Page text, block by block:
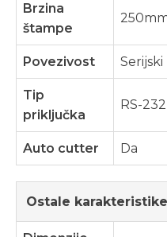
Brzina
štampe
Povezivost
Tip
priključka
RS-
Auto cutter Da
Ostale karakteristike